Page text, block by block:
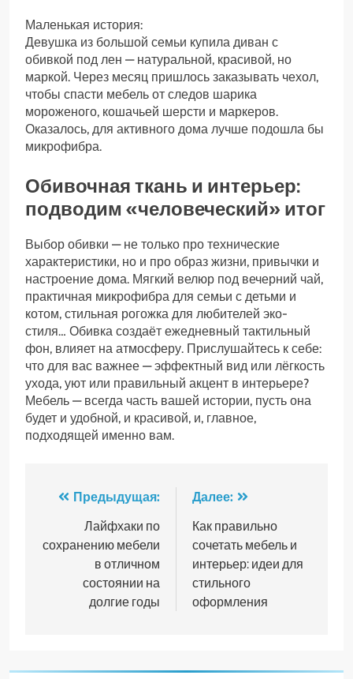
Маленькая история:
Девушка из большой семьи купила диван с
обивкой под лен — натуральной, красивой, но
маркой. Через месяц пришлось заказывать чехол,
чтобы спасти мебель от следов шарика
мороженого, кошачьей шерсти и маркеров.
Оказалось, для активного дома лучше подошла бы
микрофибра.
Обивочная ткань и интерьер:
подводим «человеческий» итог
Выбор обивки — не только про технические
характеристики, но и про образ жизни, привычки и
настроение дома. Мягкий велюр под вечерний чай,
практичная микрофибра для семьи с детьми и
котом, стильная рогожка для любителей эко-
стиля… Обивка создаёт ежедневный тактильный
фон, влияет на атмосферу. Прислушайтесь к себе:
что для вас важнее — эффектный вид или лёгкость
ухода, уют или правильный акцент в интерьере?
Мебель — всегда часть вашей истории, пусть она
будет и удобной, и красивой, и, главное,
подходящей именно вам.
Навигация
записям
Предыдущая:
Лайфхаки по
сохранению мебели
в отличном
состоянии на
долгие годы
Далее:
Как правильно
сочетать мебель и
интерьер: идеи для
стильного
оформления